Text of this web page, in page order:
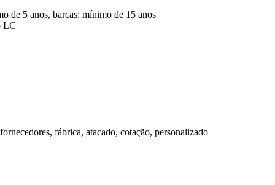
de 5 anos, barcas: mínimo de 15 anos
LC
fábrica, atacado, cotação, personalizado